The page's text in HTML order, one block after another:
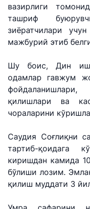
"Uzbekistan
Airways" АЖ
Ишонч
рақами
вазирлиги
ташриф
зиёратчилари
мажбурий этиб
Шу боис, Дин
одамлар гавжум
қилишлари ва
чораларини
Саудия Соғлиқни
тартиб-қоидага
киришдан камида
бўлиши лозим.
қилиш муддати 3